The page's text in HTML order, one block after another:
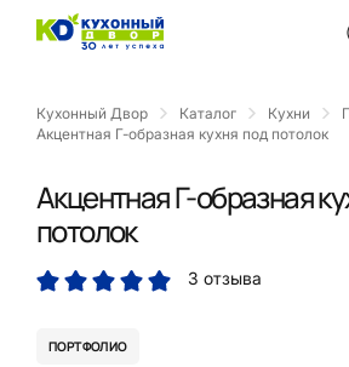
Кухонный Двор Каталог Кухни
Акцентная Г-образная кухня под потолок
Акцентная Г-образная
потолок
3 отзыва
ПОРТФОЛИО